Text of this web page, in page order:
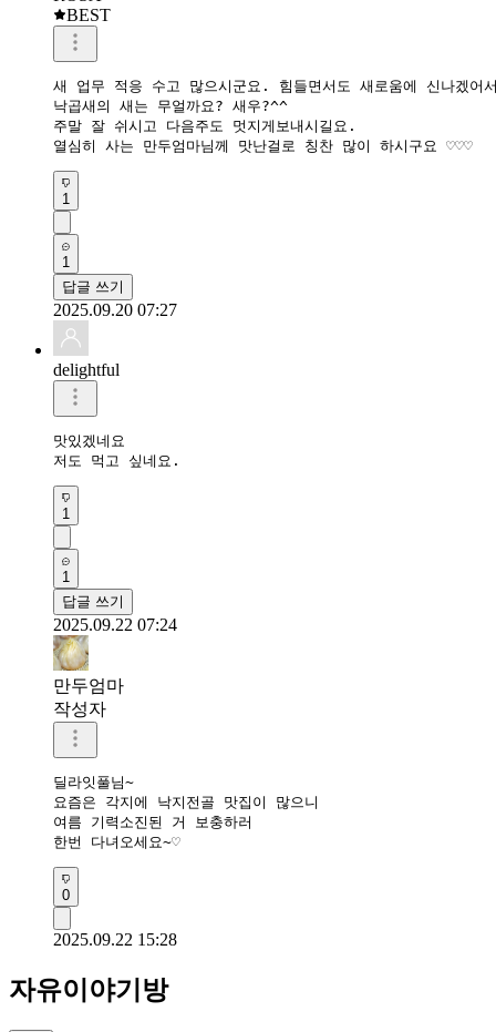
BEST
새 업무 적응 수고 많으시군요. 힘들면서도 새로움에 신나겠어
낙곱새의 새는 무얼까요? 새우?^^
주말 잘 쉬시고 다음주도 멋지게보내시길요.
열심히 사는 만두엄마님께 맛난걸로 칭찬 많이 하시구요 ♡♡♡
1
1
답글 쓰기
2025.09.20 07:27
delightful
맛있겠네요
저도 먹고 싶네요.
1
1
답글 쓰기
2025.09.22 07:24
만두엄마
작성자
딜라잇풀님~
요즘은 각지에 낙지전골 맛집이 많으니
여름 기력소진된 거 보충하러
한번 다녀오세요~♡
0
2025.09.22 15:28
자유이야기방